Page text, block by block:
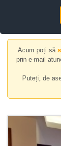
FILTREAZA
Acum poți să
prin e-mail
Puteți, de